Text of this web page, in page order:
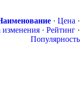
· Цена ·
изменения · Рейтинг ·
Популярность